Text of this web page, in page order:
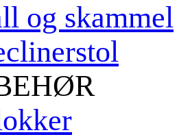
og skammel